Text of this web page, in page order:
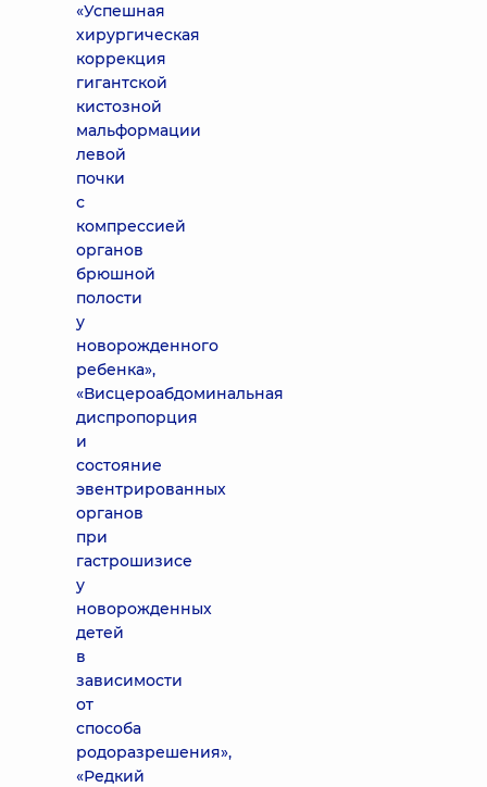
«Успешная
хирургическая
коррекция
гигантской
кистозной
мальформации
левой
почки
с
компрессией
органов
брюшной
полости
у
новорожденного
ребенка»,
«Висцероабдоминальная
диспропорция
и
состояние
эвентрированных
органов
при
гастрошизисе
у
новорожденных
детей
в
зависимости
от
способа
родоразрешения»,
«Редкий